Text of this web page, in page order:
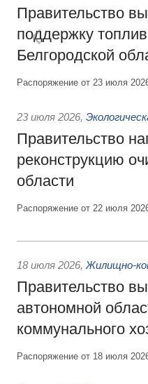
Правительство
поддержку
Белгородской
Распоряжение от 23 июля
23 июля 2026,
Правительство
реконструкцию
области
Распоряжение от 22 июля
18 июля 2026, Жилищно-
Правительство
автономной
коммунального
Распоряжение от 18 июля